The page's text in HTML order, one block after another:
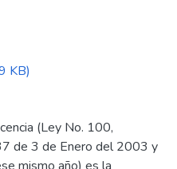
KB)
(Ley No. 100,
de 3 de Enero del 2003 y